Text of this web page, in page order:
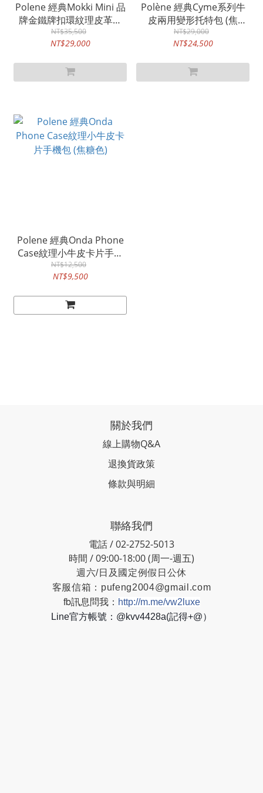
Polene 經典Mokki Mini 品
牌金鐵牌扣環紋理皮革手
提/肩背包 (焦糖色)
NT$35,500
NT$29,000
Polène 經典Cyme系列牛
皮兩用變形托特包 (焦
糖/mini)
NT$29,000
NT$24,500
Polene 經典Onda Phone
Case紋理小牛皮卡片手機
包 (焦糖色)
NT$12,500
NT$9,500
關於我們
線上購物Q&A
退換貨政策
條款與明細
聯絡我們
電話 / 02-2752-5013
時間 / 09:00-18:00 (周一-週五)
週六/日及國定例假日公休
客服信箱： pufeng2004@gmail.com
fb訊息問我： http://m.me/vw2luxe
Line官方帳號：@kvv4428a(記得+@）